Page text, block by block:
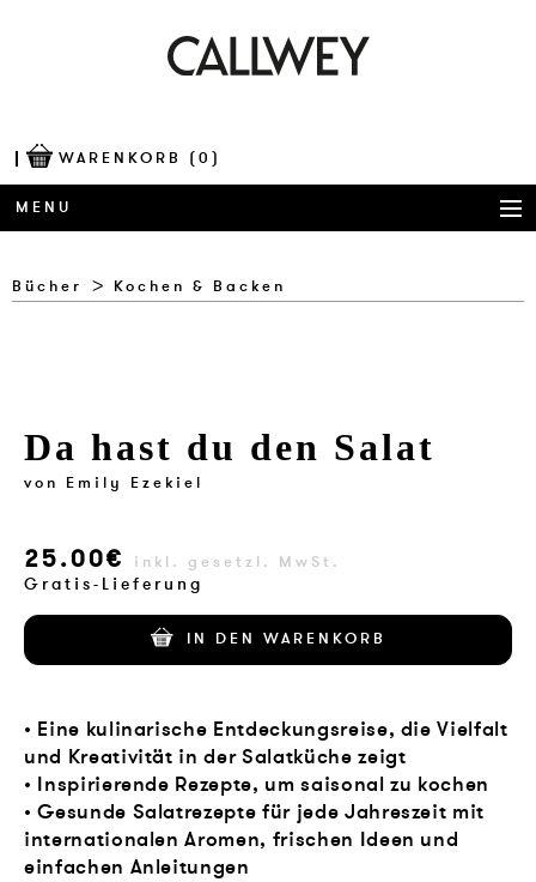
WARENKORB (0)
MENU
CORPORATE PUBLISHING
VERLAG
JOBS
SHOP
Bücher Kochen & Backen
Da hast du den Salat
von Emily Ezekiel
25.00€ inkl. gesetzl. MwSt.
Gratis-Lieferung
IN DEN WARENKORB
• Eine kulinarische Entdeckungsreise, die Vielfalt
und Kreativität in der Salatküche zeigt
• Inspirierende Rezepte, um saisonal zu kochen
• Gesunde Salatrezepte für jede Jahreszeit mit
internationalen Aromen, frischen Ideen und
einfachen Anleitungen